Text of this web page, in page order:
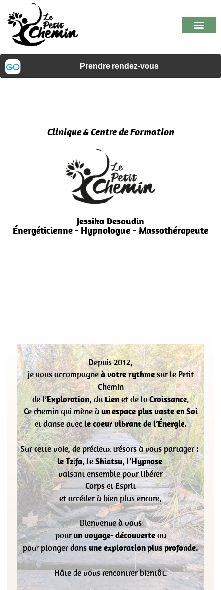
Clinique & Centre de Formation
Jessika Desoudin
Énergéticienne - Hypnologue - Massothérapeute
Depuis 2012,
je vous accompagneà votre rythmesur le Petit
Chemin
del’Exploration, duLienet de laCroissance.
Ce chemin qui mène àun espace plus vaste en Soi
et danse avecle coeur vibrant de l’Énergie.
Sur cette voie, deprécieux trésors à vous partager :
le Tzifa, leShiatsu,l’Hypnose
valsant ensemble pour libérer
Corps et Esprit
et accéder à bien plus encore.
Bienvenue à vous
pourun voyage- découverteou
pour plonger dansune exploration plus profonde.
Hâte de vous rencontrer bientôt.